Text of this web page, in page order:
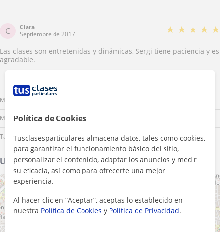
C
Clara
Septiembre de 2017
★ ★ ★ ★ ★
Las clases son entretenidas y dinámicas, Sergi tiene paciencia y es
agradable.
Mañana
Mediodía
Tarde
Ubicación de mis clases
+ −
Política de Cookies
Tusclasesparticulares almacena datos, tales como cookies,
para garantizar el funcionamiento básico del sitio,
personalizar el contenido, adaptar los anuncios y medir
su eficacia, así como para ofrecerte una mejor
experiencia.
Al hacer clic en “Aceptar”, aceptas lo establecido en
nuestra Política de Cookies y Política de Privacidad.